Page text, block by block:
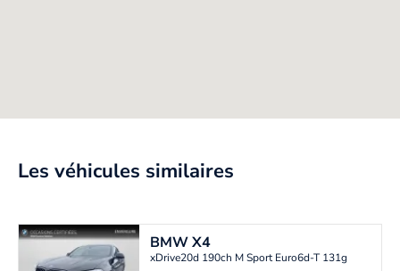
Les véhicules similaires
BMWX4
xDrive20d 190ch M Sport Euro6d-T 131g